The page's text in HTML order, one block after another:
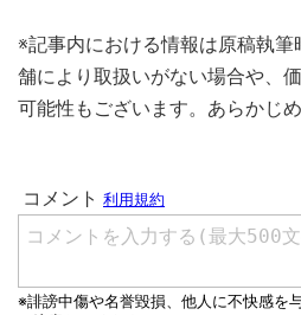
※記事内における情報は原稿執
舗により取扱いがない場合や、
可能性もございます。あらかじ